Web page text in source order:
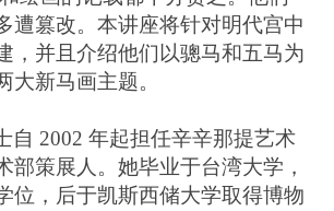
遭篡改。本讲座将针对明代宫中
，并且介绍他们以骢马和五马为
大新马画主题。
自 2002 年起担任辛辛那提艺术
部策展人。她毕业于台湾大学，
位，后于凯斯西储大学取得博物